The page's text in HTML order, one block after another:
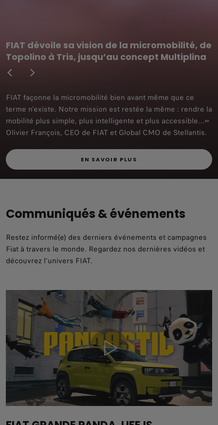
FIAT dévoile sa vision de la micromobilité, de
Topolino à Tris, jusqu’au concept Multiplina
FIAT façonne la micromobilité bien avant même que ce
terme n’existe. Notre mission est restée la même : rendre la
mobilité plus simple, plus intelligente et plus accessible…»
Olivier François, CEO de FIAT et Global CMO de Stellantis.
EN SAVOIR PLUS
Communiqués & événements
Restez informé(e) des derniers événements et campagnes
Fiat à travers le monde. Regardez nos dernières vidéos et
découvrez l’univers FIAT.